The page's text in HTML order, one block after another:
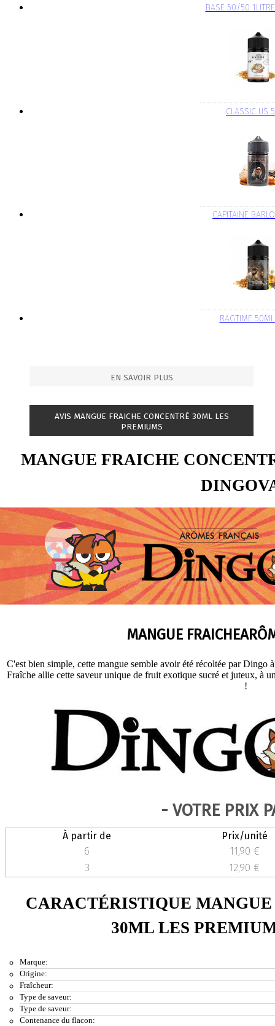
BASE 50/50
CLASSIC US
CAPITAINE
RAGTIME
EN SAVOIR PLUS
AVIS MANGUE FRAICHE CONCENTRÉ 30ML LES
PREMIUMS
MANGUE FRAICHE
MANGUE
C'est bien simple, cette mangue semble avoir été récoltée par
Fraîche allie cette saveur unique de fruit exotique sucré et juteux, à
!
- VOTRE PRIX
À partir de Prix/unité
6
11,90 €
3
12,90 €
CARACTÉRISTIQUE
30ML LES
Marque:
Origine:
Fraîcheur:
Type de saveur:
Type de saveur:
Contenance du flacon: